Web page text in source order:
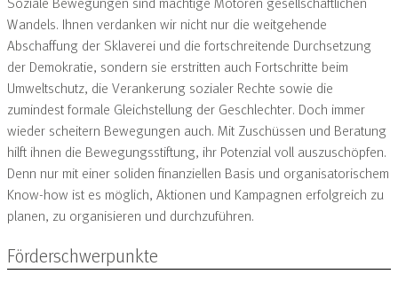
Wandels. Ihnen verdanken wir nicht nur die weitgehende
Abschaffung der Sklaverei und die fortschreitende Durchsetzung
der Demokratie, sondern sie erstritten auch Fortschritte beim
Umweltschutz, die Verankerung ­sozialer Rechte sowie die
zumindest formale Gleichstellung der Geschlechter. Doch immer
wieder scheitern Bewegungen auch. Mit Zuschüssen und Beratung
hilft ihnen die Bewegungsstiftung, ihr Potenzial voll auszuschöpfen.
Denn nur mit einer soliden finanziellen Basis und organisatorischem
Know-how ist es möglich, Aktionen und Kam­pagnen erfolgreich zu
planen, zu organisieren und ­durchzuführen.
Förderschwerpunkte